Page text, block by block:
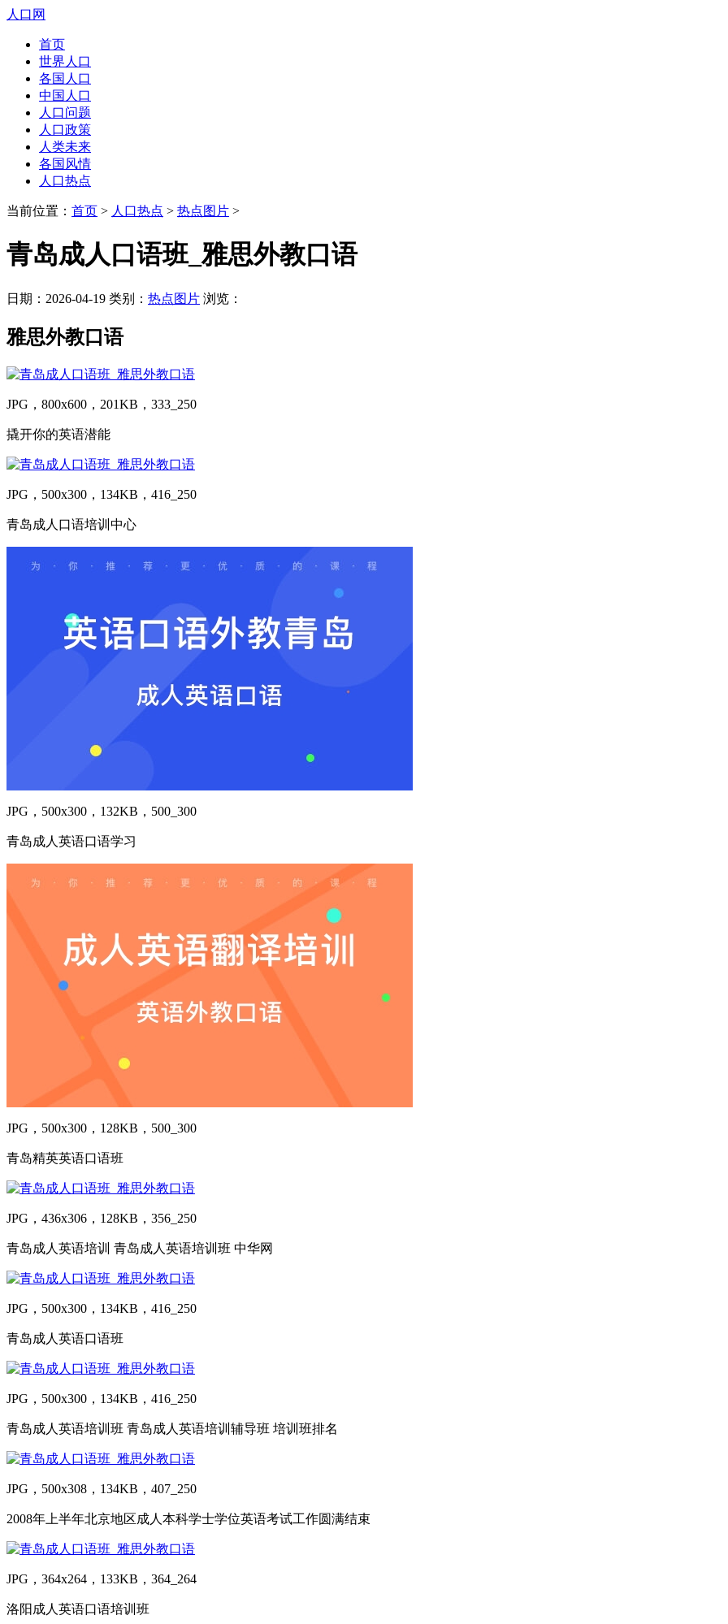
人口网
首页
世界人口
各国人口
中国人口
人口问题
人口政策
人类未来
各国风情
人口热点
当前位置： 首页 > 人口热点 > 热点图片 >
青岛成人口语班_雅思外教口语
日期：2026-04-19 类别： 热点图片 浏览：
雅思外教口语
JPG，800x600，201KB，333_250
撬开你的英语潜能
JPG，500x300，134KB，416_250
青岛成人口语培训中心
JPG，500x300，132KB，500_300
青岛成人英语口语学习
JPG，500x300，128KB，500_300
青岛精英英语口语班
JPG，436x306，128KB，356_250
青岛成人英语培训 青岛成人英语培训班 中华网
JPG，500x300，134KB，416_250
青岛成人英语口语班
JPG，500x300，134KB，416_250
青岛成人英语培训班 青岛成人英语培训辅导班 培训班排名
JPG，500x308，134KB，407_250
2008年上半年北京地区成人本科学士学位英语考试工作圆满结束
JPG，364x264，133KB，364_264
洛阳成人英语口语培训班